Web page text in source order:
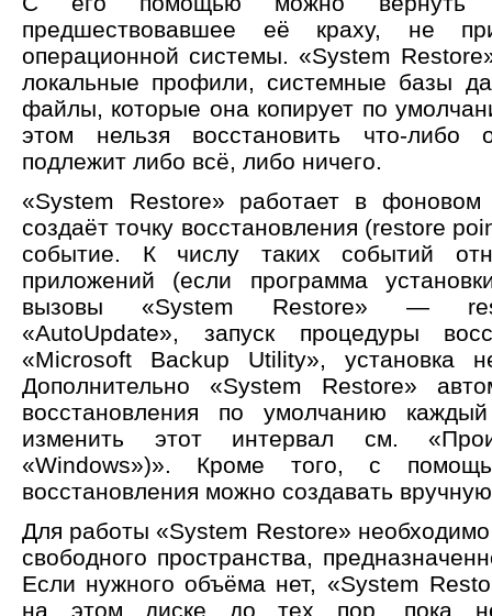
предшествовавшее её краху, не
операционной системы. «System
локальные профили, системные базы
файлы, которые она копирует по
этом нельзя восстановить что-
подлежит либо всё, либо ничего.
«System Restore» работает в фоновом
создаёт точку восстановления (restore
событие. К числу таких событий
приложений (если программа
вызовы «System Restore» —
«AutoUpdate», запуск процедуры
«Microsoft Backup Utility», установка
Дополнительно «System Restore»
восстановления по умолчанию
изменить этот интервал см.
«Windows»)». Кроме того, с
восстановления можно создавать
Для работы «System Restore»
свободного пространства,
Если нужного объёма нет, «System
на этом диске до тех пор, пока не